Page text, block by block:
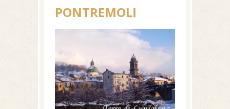
PONTREMOLI